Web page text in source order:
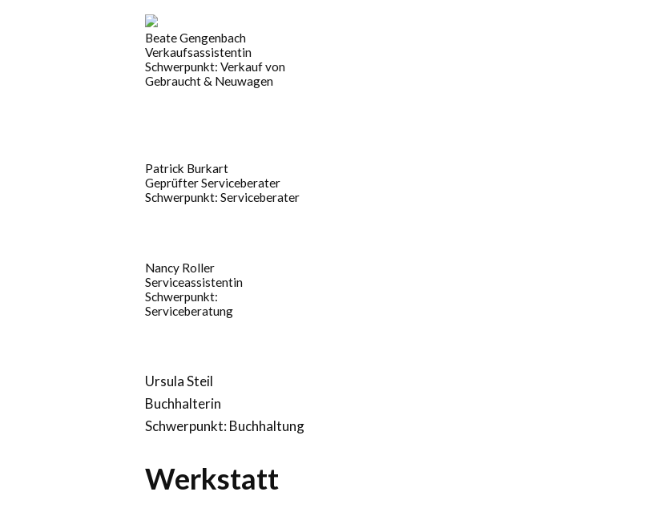
Beate Gengenbach
Verkaufsassistentin
Schwerpunkt: Verkauf von
Gebraucht & Neuwagen
Patrick Burkart
Geprüfter Serviceberater
Schwerpunkt: Serviceberater
Nancy Roller
Serviceassistentin
Schwerpunkt:
Serviceberatung
Ursula Steil
Buchhalterin
Schwerpunkt: Buchhaltung
Werkstatt